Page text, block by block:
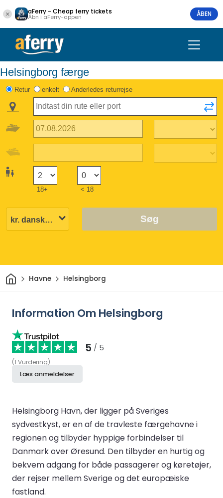
aFerry - Cheap ferry tickets
Åbn i aFerry-appen ÅBEN
Helsingborg færge
Retur enkelt Anderledes returrejse
18+ < 18
Søg
HjemHavne Helsingborg
Information Om Helsingborg
5 / 5
(1 Vurdering)
Læs anmeldelser
Helsingborg Havn, der ligger på Sveriges
sydvestkyst, er en af de travleste færgehavne i
regionen og tilbyder hyppige forbindelser til
Danmark over Øresund. Den tilbyder en hurtig og
bekvem adgang for både passagerer og køretøjer,
der rejser mellem Sverige og det europæiske
fastland.